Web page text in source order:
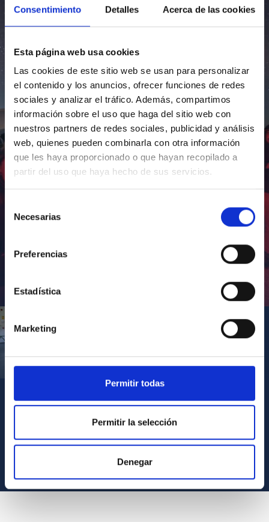
Consentimiento Detalles Acerca de las cookies
Esta página web usa cookies
Las cookies de este sitio web se usan para personalizar
el contenido y los anuncios, ofrecer funciones de redes
sociales y analizar el tráfico. Además, compartimos
información sobre el uso que haga del sitio web con
nuestros partners de redes sociales, publicidad y análisis
web, quienes pueden combinarla con otra información
que les haya proporcionado o que hayan recopilado a
partir del uso que haya hecho de sus servicios.
Necesarias
Preferencias
Estadística
Marketing
Permitir todas
Permitir la selección
Denegar
Inauguración de CosmoLab 2023-2027
Visita del Presidente de Canarias al IACTEC